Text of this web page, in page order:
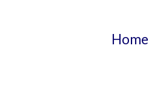
Home